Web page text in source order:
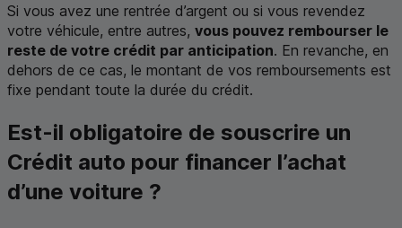
Si vous avez une rentrée d’argent ou si vous revendez
votre véhicule, entre autres, vous pouvez rembourser le
reste de votre crédit par anticipation. En revanche, en
dehors de ce cas, le montant de vos remboursements est
fixe pendant toute la durée du crédit.
Est-il obligatoire de souscrire un
Crédit auto pour financer l’achat
d’une voiture ?